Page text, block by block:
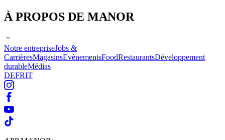
À PROPOS DE MANOR
Notre entrepriseJobs &
CarrièresMagasinsEvènementsFoodRestaurantsDéveloppement
durableMédias
DEFRIT